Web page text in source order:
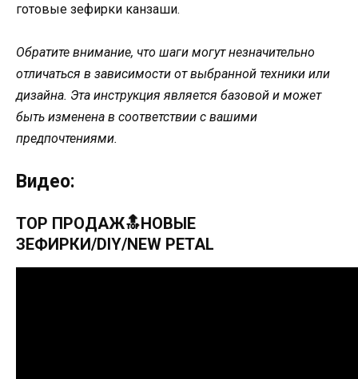
готовые зефирки канзаши.
Обратите внимание, что шаги могут незначительно
отличаться в зависимости от выбранной техники или
дизайна. Эта инструкция является базовой и может
быть изменена в соответствии с вашими
предпочтениями.
Видео:
TOP ПРОДАЖ🔝НОВЫЕ
ЗЕФИРКИ/DIY/NEW PETAL